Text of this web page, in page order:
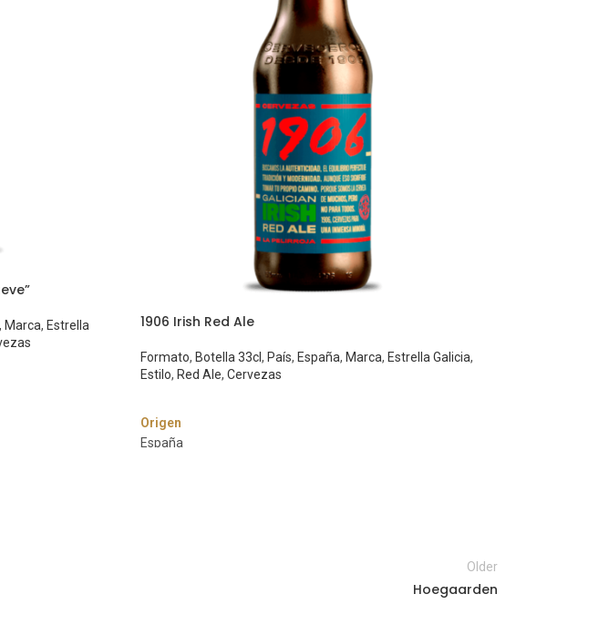
, Marca, Estrella
1906 Irish Red Ale
Formato, Botella 33cl, País, España, Marca, Estrella Galicia,
Estilo, Red Ale, Cervezas
Origen
España
Older
Hoegaarden